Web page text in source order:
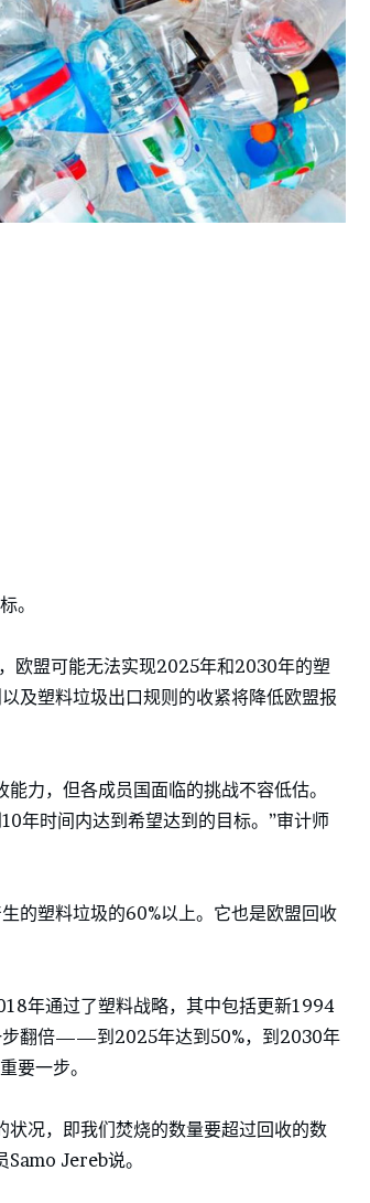
。
欧盟可能无法实现2025年和2030年的塑
及塑料垃圾出口规则的收紧将降低欧盟报
力，但各成员国面临的挑战不容低估。
年时间内达到希望达到的目标。”审计师
的塑料垃圾的60%以上。它也是欧盟回收
年通过了塑料战略，其中包括更新1994
步翻倍——到2025年达到50%，到2030年
要一步。
况，即我们焚烧的数量要超过回收的数
Jereb说。